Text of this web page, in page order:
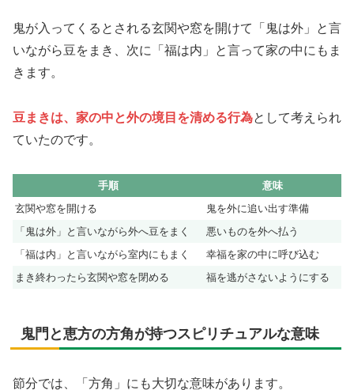
鬼が入ってくるとされる玄関や窓を開けて「鬼は外」と言
いながら豆をまき、次に「福は内」と言って家の中にもま
きます。
豆まきは、家の中と外の境目を清める行為として考えられ
ていたのです。
手順
意味
玄関や窓を開ける
鬼を外に追い出す準備
「鬼は外」と言いながら外へ豆をまく
悪いものを外へ払う
「福は内」と言いながら室内にもまく
幸福を家の中に呼び込む
まき終わったら玄関や窓を閉める
福を逃がさないようにする
鬼門と恵方の方角が持つスピリチュアルな意味
節分では、「方角」にも大切な意味があります。